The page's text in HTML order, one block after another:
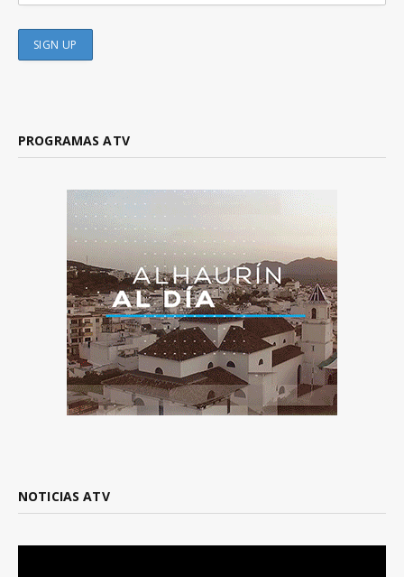
PROGRAMAS ATV
NOTICIAS ATV